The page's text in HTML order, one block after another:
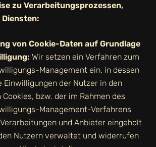
zu Verarbeitungsprozessen,
von Cookie-Daten auf Grundlage
Wir setzen ein Verfahren zum
Management ein, in dessen
Einwilligungen der Nutzer in den
Cookies, bzw. der im Rahmen des
Management-Verfahrens
und Anbieter eingeholt
Nutzern verwaltet und widerrufen